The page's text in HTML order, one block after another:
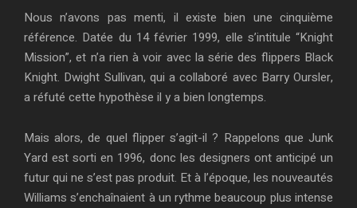
Nous n’avons pas menti, il existe bien une cinquième
référence. Datée du 14 février 1999, elle s’intitule “Knight
Mission”, et n’a rien à voir avec la série des flippers Black
Knight. Dwight Sullivan, qui a collaboré avec Barry Oursler,
a réfuté cette hypothèse il y a bien longtemps.
Mais alors, de quel flipper s’agit-il ? Rappelons que Junk
Yard est sorti en 1996, donc les designers ont anticipé un
futur qui ne s’est pas produit. Et à l’époque, les nouveautés
Williams s’enchaînaient à un rythme beaucoup plus intense